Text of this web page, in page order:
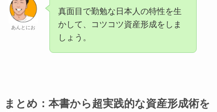
あんとにお
真面目で勤勉な日本人の特性を生
かして、コツコツ資産形成をしま
しょう。
まとめ：本書から超実践的な資産形成術を